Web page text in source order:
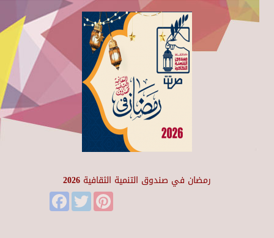
رمضان في صندوق التنمية الثقافية 2026
FacebookTwitter